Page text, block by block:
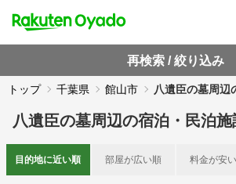
再検索 / 絞り込み
トップ 千葉県 館山市 八遺臣の墓周辺
八遺臣の墓周辺の宿泊・民泊施
目的地に近い順 部屋が広い順 料金が安